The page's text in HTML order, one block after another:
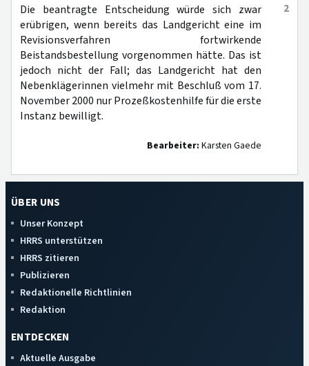
2
Die beantragte Entscheidung würde sich zwar
erübrigen, wenn bereits das Landgericht eine im
Revisionsverfahren fortwirkende
Beistandsbestellung vorgenommen hätte. Das ist
jedoch nicht der Fall; das Landgericht hat den
Nebenklägerinnen vielmehr mit Beschluß vom 17.
November 2000 nur Prozeßkostenhilfe für die erste
Instanz bewilligt.
Bearbeiter: Karsten Gaede
ÜBER UNS
Unser Konzept
HRRS unterstützen
HRRS zitieren
Publizieren
Redaktionelle Richtlinien
Redaktion
ENTDECKEN
Aktuelle Ausgabe